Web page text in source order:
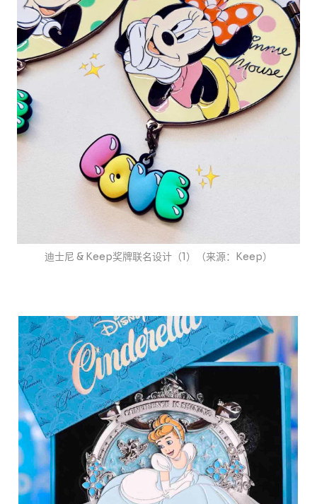
迪士尼 & Keep奖牌联名设计（1）（来源：Keep）